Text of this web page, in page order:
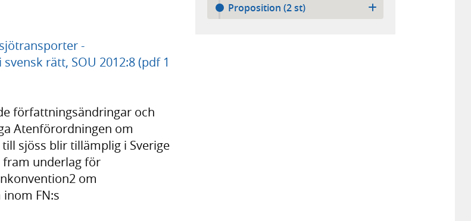
-
rätt, SOU 2012:8 (pdf 1
författningsändringar och
Atenförordningen om
sjöss blir tillämplig i Sverige
fram underlag för
om
FN:s
Proposition (2 st)